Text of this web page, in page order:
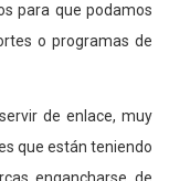
para que podamos
o programas de
de enlace, muy
que están teniendo